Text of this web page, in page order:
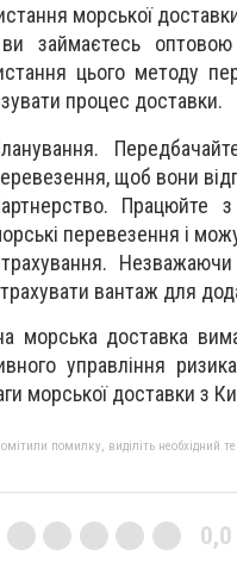
морської
займаєтесь оптовою
цього методу
процес доставки.
щоб вони
Працюйте
перевезення і
вантаж для
морська доставка
управління
морської доставки з
помилку, виділіть необхідний
0,0